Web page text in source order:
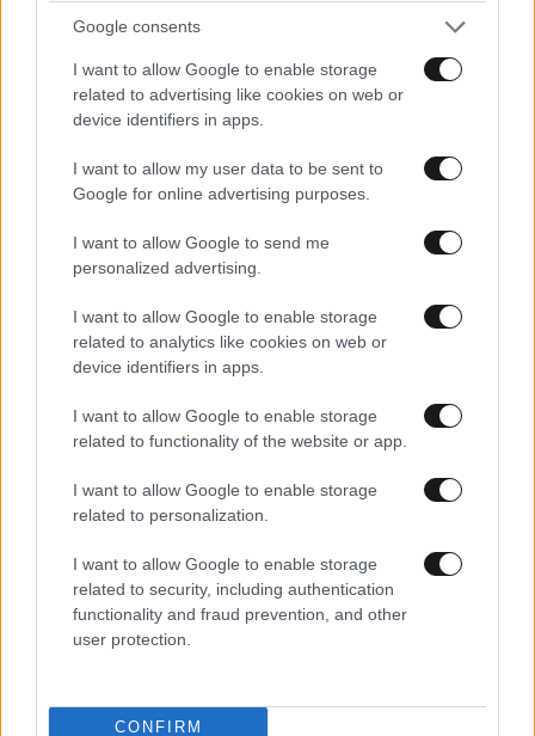
Google consents
I want to allow Google to enable storage
related to advertising like cookies on web or
device identifiers in apps.
I want to allow my user data to be sent to
Google for online advertising purposes.
I want to allow Google to send me
personalized advertising.
I want to allow Google to enable storage
related to analytics like cookies on web or
device identifiers in apps.
I want to allow Google to enable storage
related to functionality of the website or app.
I want to allow Google to enable storage
related to personalization.
I want to allow Google to enable storage
related to security, including authentication
functionality and fraud prevention, and other
user protection.
CONFIRM
Βλαδίμηρος Κυριακίδης: «Δεν πιστεύω στον